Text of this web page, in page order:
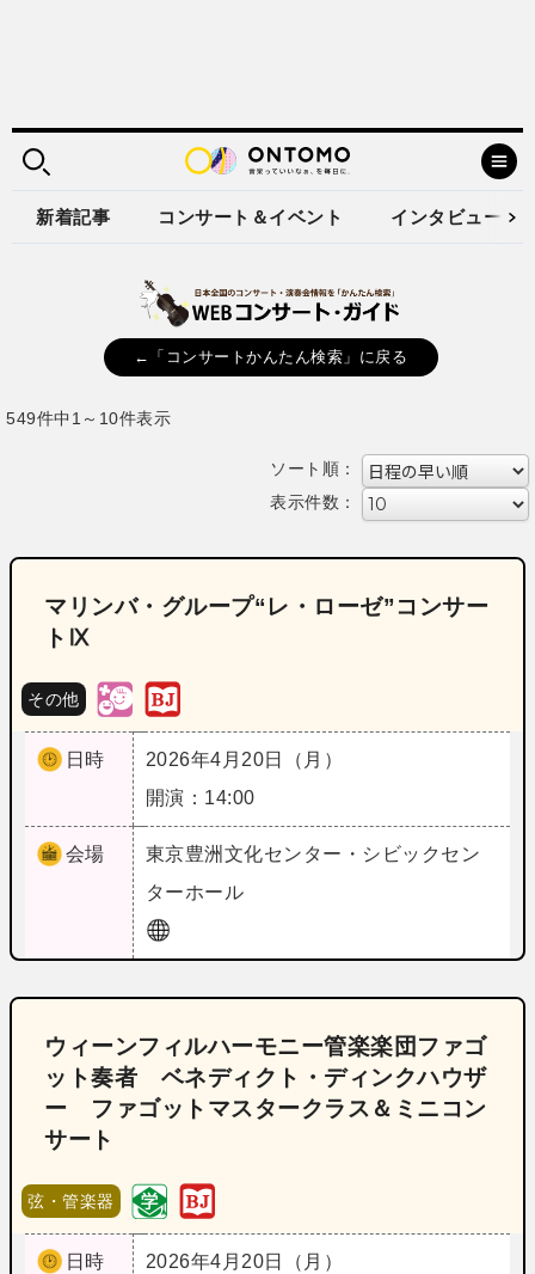
新着記事 コンサート＆イベント インタビュー
←「コンサートかんたん検索」に戻る
549件中1～10件表示
ソート順：
表示件数：
マリンバ・グループ“レ・ローゼ”コンサー
トⅨ
その他
日時
2026年4月20日（月）
開演：14:00
会場 東京豊洲文化センター・シビックセン
ターホール
ウィーンフィルハーモニー管楽楽団ファゴ
ット奏者 ベネディクト・ディンクハウザ
ー ファゴットマスタークラス＆ミニコン
サート
弦・管楽器
日時
2026年4月20日（月）